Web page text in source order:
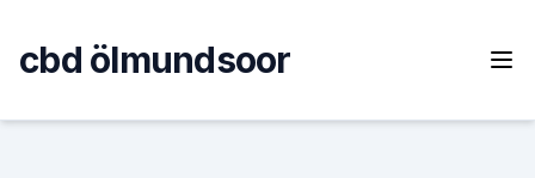
content
cbd ölmundsoor